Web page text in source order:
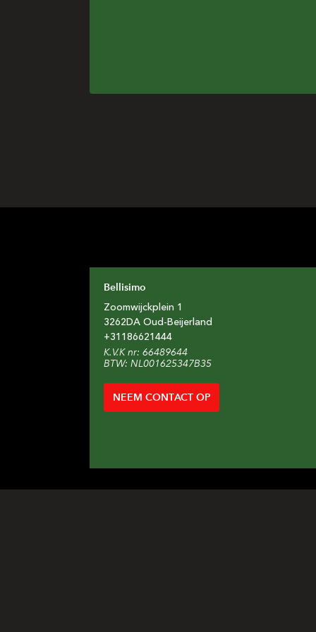
Bellisimo
Zoomwijckplein 1
3262DA Oud-Beijerland
+31 186621444
K.V.K nr: 66489644
BTW: NL001625347B35
NEEM CONTACT OP